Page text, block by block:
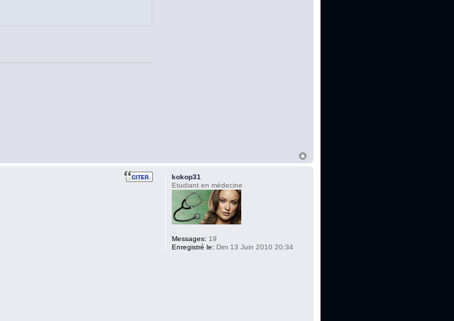
kokop31
Etudiant en médecine
Messages: 19
Enregistré le: Dim 13 Juin 2010 20:34